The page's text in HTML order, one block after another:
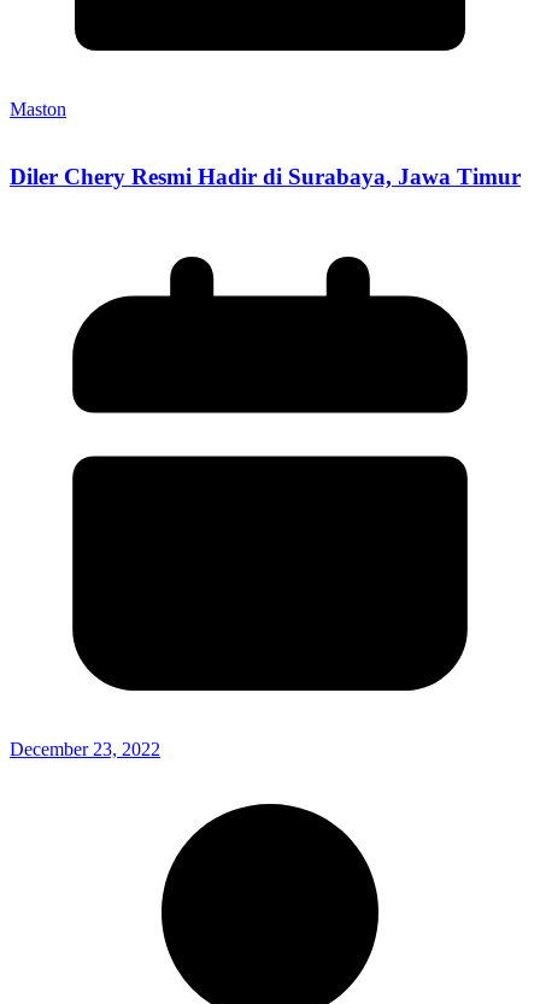
Maston
Diler Chery Resmi Hadir di Surabaya, Jawa Timur
December 23, 2022